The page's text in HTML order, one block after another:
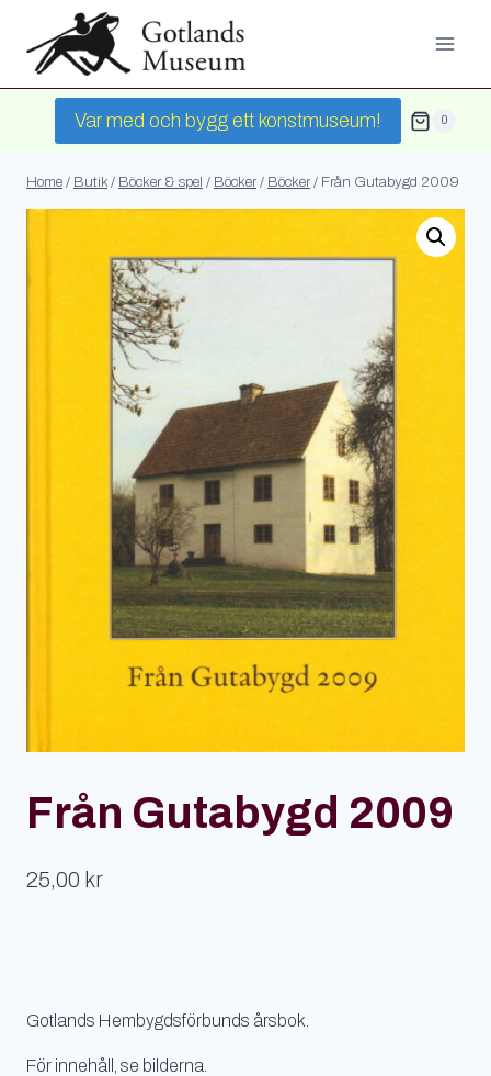
content
Var med och bygg ett konstmuseum! 0
Home / Butik / Böcker & spel / Böcker / Böcker / Från Gutabygd 2009
Från Gutabygd 2009
25,00 kr
Gotlands Hembygdsförbunds årsbok.
För innehåll, se bilderna.